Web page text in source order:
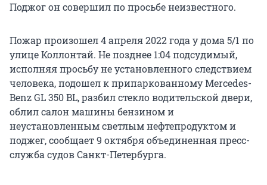
Поджог он совершил по просьбе неизвестного.
Пожар произошел 4 апреля 2022 года у дома 5/1 по
улице Коллонтай. Не позднее 1:04 подсудимый,
исполняя просьбу не установленного следствием
человека, подошел к припаркованному Mercedes-
Benz GL 350 BL, разбил стекло водительской двери,
облил салон машины бензином и
неустановленным светлым нефтепродуктом и
поджег, сообщает 9 октября объединенная пресс-
служба судов Санкт-Петербурга.